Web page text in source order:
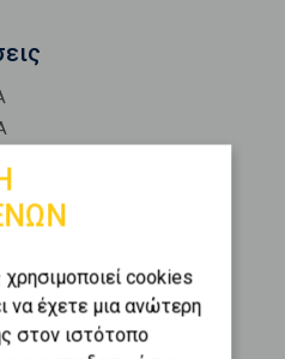
ΚΑΣΤΕΛΑ
ΚΑΣΤΕΛΑcookies
να έχετε μια ανώτερη
στον ιστότοπο